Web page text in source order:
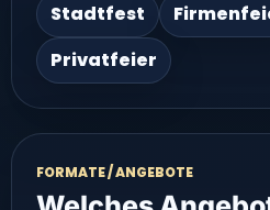
Stadtfest
Privatfeier
FORMATE / ANGEBOTE